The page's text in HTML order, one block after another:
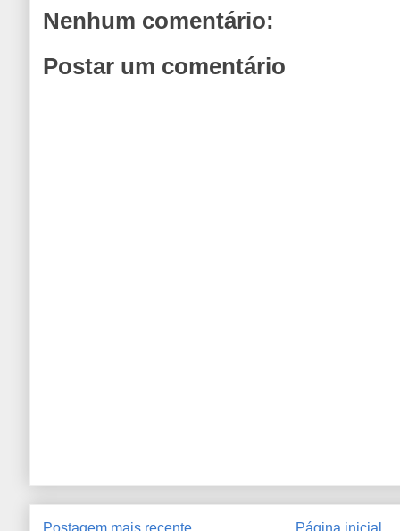
Nenhum comentário:
Postar um comentário
Postagem mais recente Página inicial